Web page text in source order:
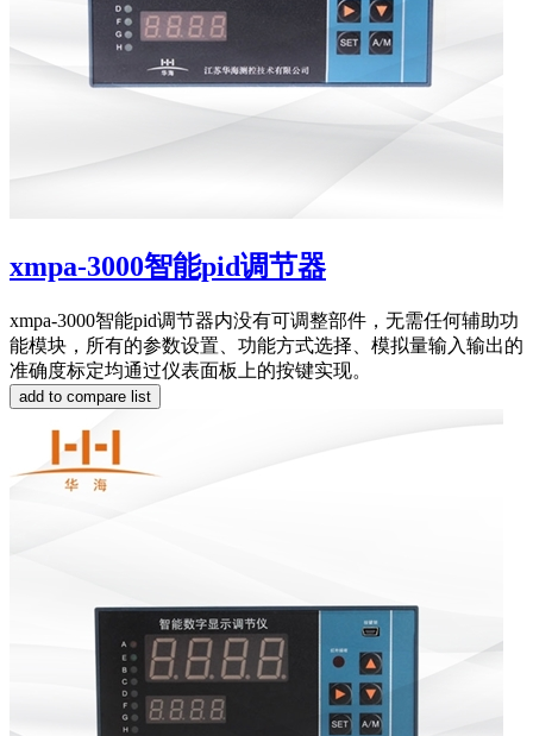
xmpa-3000智能pid调节器
xmpa-3000智能pid调节器内没有可调整部件，无需任何辅助功
能模块，所有的参数设置、功能方式选择、模拟量输入输出的
准确度标定均通过仪表面板上的按键实现。